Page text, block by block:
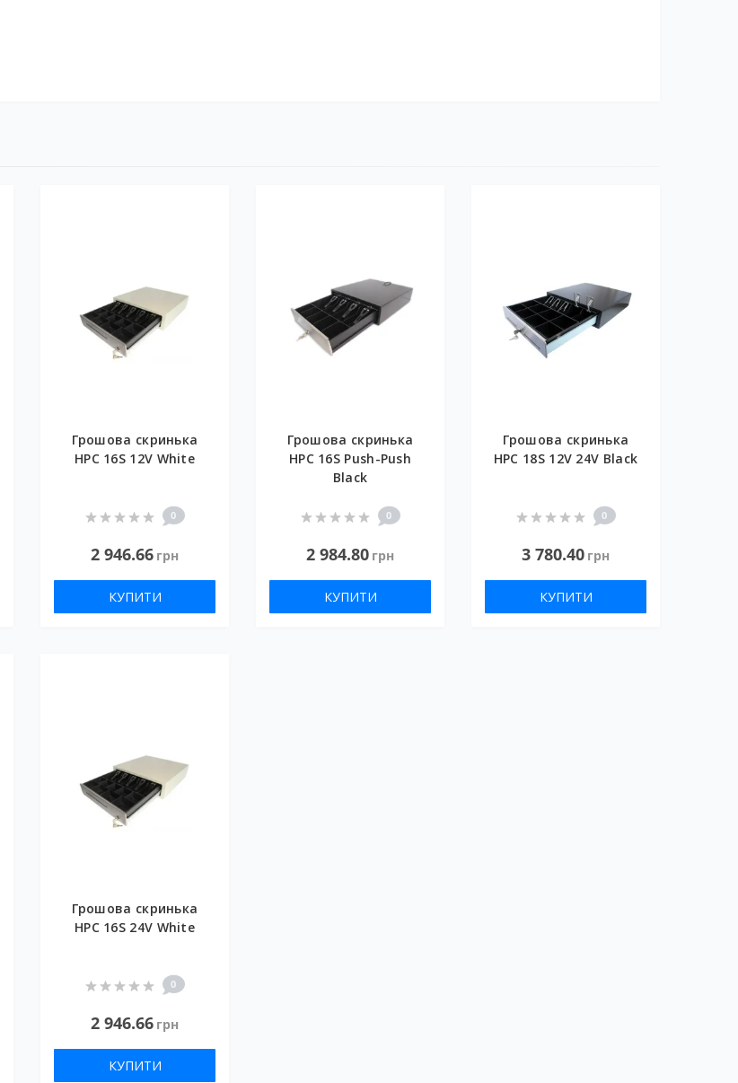
Грошова скринька
HPC 16S 12V White
0
2 946.66 грн
КУПИТИ
Грошова скринька
HPC 16S Push-Push
Black
0
2 984.80 грн
КУПИТИ
Грошова скринька
HPC 18S 12V 24V Black
0
3 780.40 грн
КУПИТИ
Грошова скринька
HPC 16S 24V White
0
2 946.66 грн
КУПИТИ